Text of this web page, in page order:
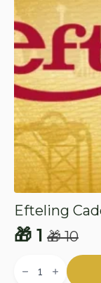
Efteling
🎁10
prijs
🎁 1
Huidige
prijs
Cadeaukaart